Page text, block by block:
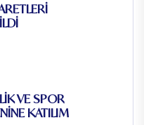
VE SPOR
KATILIM